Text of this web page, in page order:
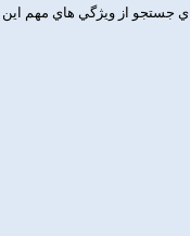
جستجو از ويژگي هاي مهم